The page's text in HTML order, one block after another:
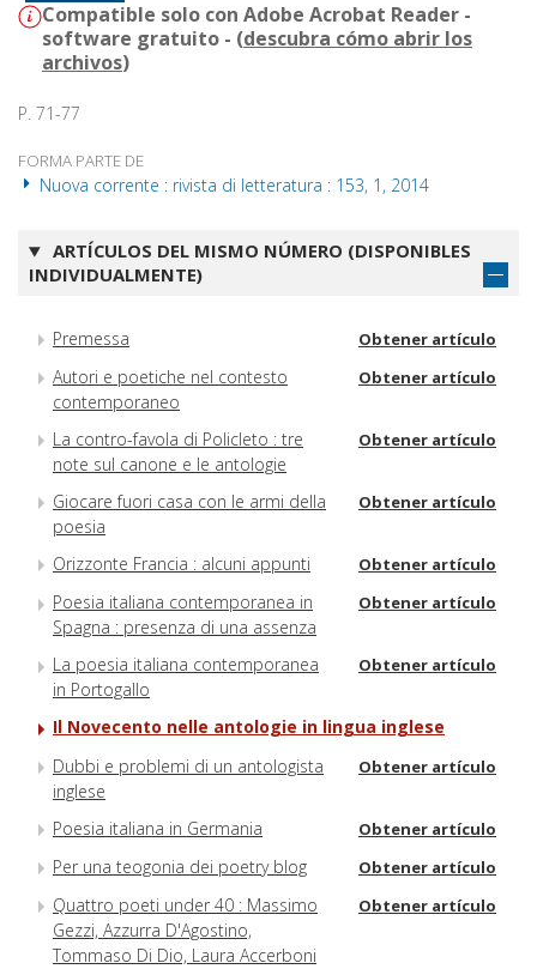
Compatible solo con Adobe Acrobat Reader -
software gratuito - (descubra cómo abrir los
archivos)
P. 71-77
FORMA PARTE DE
Nuova corrente : rivista di letteratura : 153, 1, 2014
ARTÍCULOS DEL MISMO NÚMERO (DISPONIBLES
INDIVIDUALMENTE)
Premessa Obtener artículo
Autori e poetiche nel contesto
contemporaneo
Obtener artículo
La contro-favola di Policleto : tre
note sul canone e le antologie
Obtener artículo
Giocare fuori casa con le armi della
poesia
Obtener artículo
Orizzonte Francia : alcuni appunti Obtener artículo
Poesia italiana contemporanea in
Spagna : presenza di una assenza
Obtener artículo
La poesia italiana contemporanea
in Portogallo
Obtener artículo
Il Novecento nelle antologie in lingua inglese
Dubbi e problemi di un antologista
inglese
Obtener artículo
Poesia italiana in Germania Obtener artículo
Per una teogonia dei poetry blog Obtener artículo
Quattro poeti under 40 : Massimo
Gezzi, Azzurra D'Agostino,
Tommaso Di Dio, Laura Accerboni
Obtener artículo